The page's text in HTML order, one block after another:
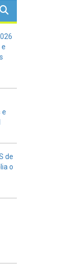
e
de
o